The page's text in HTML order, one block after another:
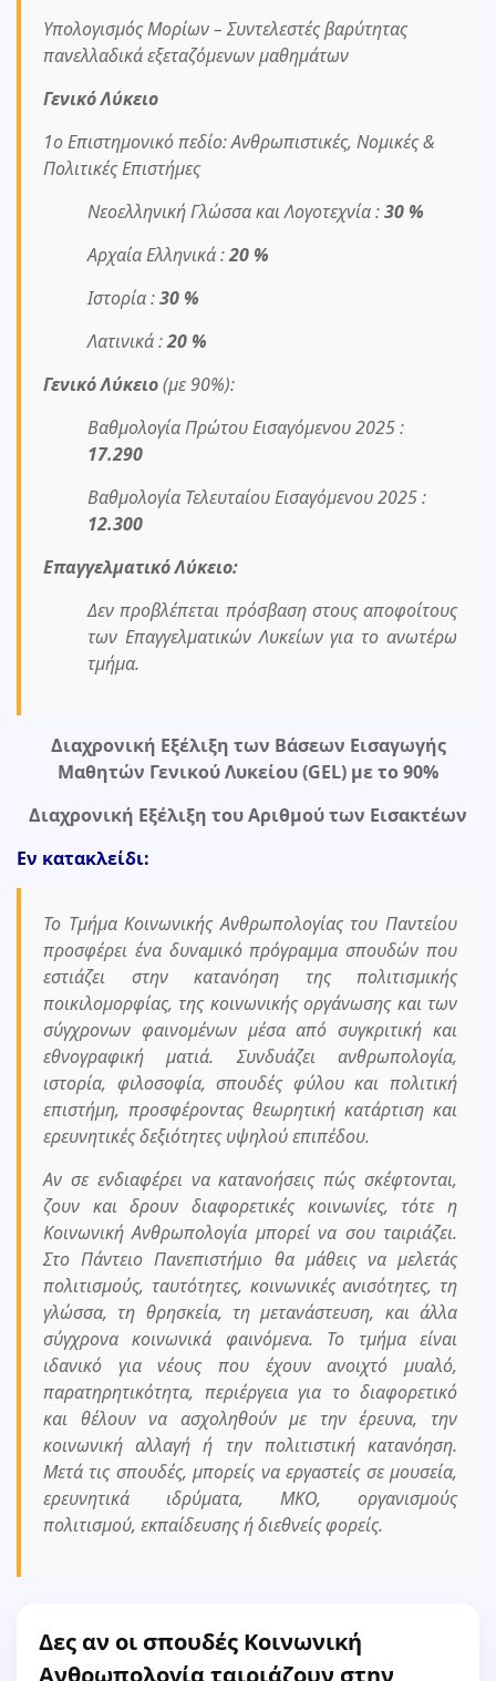
Υπολογισμός Μορίων – Συντελεστές βαρύτητας
πανελλαδικά εξεταζόμενων μαθημάτων
Γενικό Λύκειο
1ο Επιστημονικό πεδίο: Ανθρωπιστικές, Νομικές &
Πολιτικές Επιστήμες
Νεοελληνική Γλώσσα και Λογοτεχνία :30 %
Αρχαία Ελληνικά :20 %
Ιστορία :30 %
Λατινικά :20 %
Γενικό Λύκειο(με 90%):
Βαθμολογία Πρώτου Εισαγόμενου 2025 :
17.290
Βαθμολογία Τελευταίου Εισαγόμενου 2025 :
12.300
Επαγγελματικό Λύκειο:
Δεν προβλέπεται πρόσβαση στους αποφοίτους
των Επαγγελματικών Λυκείων για το ανωτέρω
τμήμα.
Διαχρονική Εξέλιξη των Βάσεων Εισαγωγής
Μαθητών Γενικού Λυκείου (GEL) με το 90%
Διαχρονική Εξέλιξη του Αριθμού των Εισακτέων
Εν κατακλείδι:
Το Τμήμα Κοινωνικής Ανθρωπολογίας του Παντείου
προσφέρει ένα δυναμικό πρόγραμμα σπουδών που
εστιάζει στην κατανόηση της πολιτισμικής
ποικιλομορφίας, της κοινωνικής οργάνωσης και των
σύγχρονων φαινομένων μέσα από συγκριτική και
εθνογραφική ματιά. Συνδυάζει ανθρωπολογία,
ιστορία, φιλοσοφία, σπουδές φύλου και πολιτική
επιστήμη, προσφέροντας θεωρητική κατάρτιση και
ερευνητικές δεξιότητες υψηλού επιπέδου.
Αν σε ενδιαφέρει να κατανοήσεις πώς σκέφτονται,
ζουν και δρουν διαφορετικές κοινωνίες, τότε η
Κοινωνική Ανθρωπολογία μπορεί να σου ταιριάζει.
Στο Πάντειο Πανεπιστήμιο θα μάθεις να μελετάς
πολιτισμούς, ταυτότητες, κοινωνικές ανισότητες, τη
γλώσσα, τη θρησκεία, τη μετανάστευση, και άλλα
σύγχρονα κοινωνικά φαινόμενα. Το τμήμα είναι
ιδανικό για νέους που έχουν ανοιχτό μυαλό,
παρατηρητικότητα, περιέργεια για το διαφορετικό
και θέλουν να ασχοληθούν με την έρευνα, την
κοινωνική αλλαγή ή την πολιτιστική κατανόηση.
Μετά τις σπουδές, μπορείς να εργαστείς σε μουσεία,
ερευνητικά ιδρύματα, ΜΚΟ, οργανισμούς
πολιτισμού, εκπαίδευσης ή διεθνείς φορείς.
Δες αν οι σπουδές Κοινωνική
Ανθρωπολογία ταιριάζουν στην